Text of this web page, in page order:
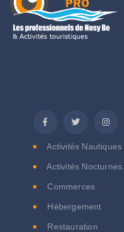
Activités Nautiques
Activités Nocturnes
Commerces
Hébergement
Restauration